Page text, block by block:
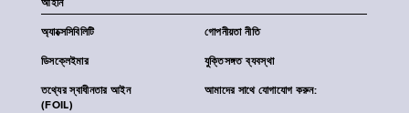
আইনি
অ্যাক্সেসিবিলিটি গোপনীয়তা নীতি
ডিসক্লেইমার যুক্তিসঙ্গত ব্যবস্থা
তথ্যের স্বাধীনতার আইন
(FOIL)
আমাদের সাথে যোগাযোগ করুন: